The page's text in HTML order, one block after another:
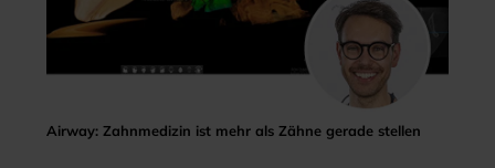
Airway: Zahnmedizin ist mehr als Zähne gerade stellen